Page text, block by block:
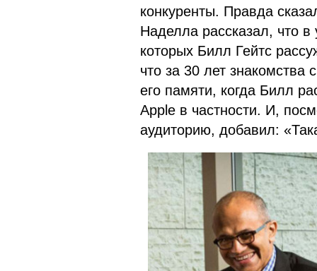
конкуренты. Правда
Наделла рассказал, что
которых Билл Гейтс
что за 30 лет знакомства
его памяти, когда Билл
Apple в частности. И,
аудиторию, добавил: